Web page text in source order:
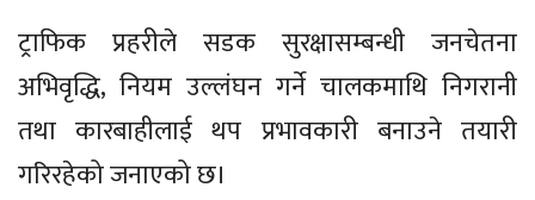
ट्राफिक प्रहरीले सडक सुरक्षासम्बन्धी जनचेतना
अभिवृद्धि, नियम उल्लंघन गर्ने चालकमाथि निगरानी
तथा कारबाहीलाई थप प्रभावकारी बनाउने तयारी
गरिरहेको जनाएको छ।